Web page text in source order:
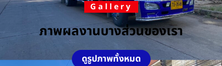
Gallery
ภาพผลงานบางส่วนของเรา
ดูรูปภาพทั้งหมด